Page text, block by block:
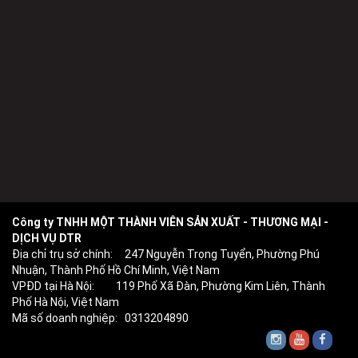
Công ty TNHH MỘT THÀNH VIÊN SẢN XUẤT - THƯƠNG MẠI -
DỊCH VỤ DTR
Địa chỉ trụ sở chính: 247 Nguyễn Trọng Tuyển, Phường Phú
Nhuận, Thành Phố Hồ Chí Minh, Việt Nam
VPĐD tại Hà Nội: 119 Phố Xã Đàn, Phường Kim Liên, Thành
Phố Hà Nội, Việt Nam
Mã số doanh nghiệp: 0313204890